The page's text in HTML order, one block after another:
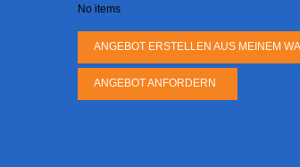
No items
ANGEBOT ERSTELLEN AUS MEINEM
ANGEBOT ANFORDERN